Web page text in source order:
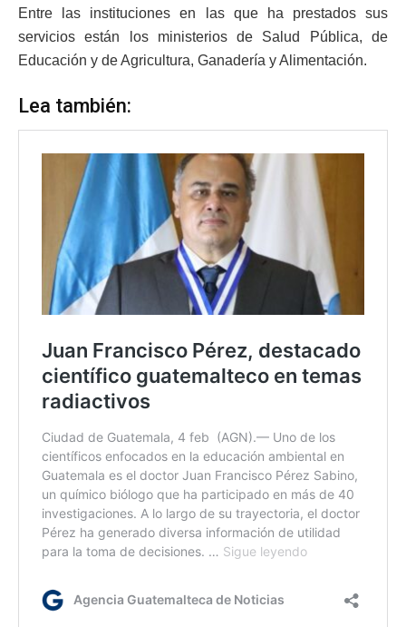
Entre las instituciones en las que ha prestados sus
servicios están los ministerios de Salud Pública, de
Educación y de Agricultura, Ganadería y Alimentación.
Lea también: